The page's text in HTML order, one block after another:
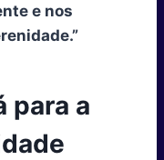
e nos
para a